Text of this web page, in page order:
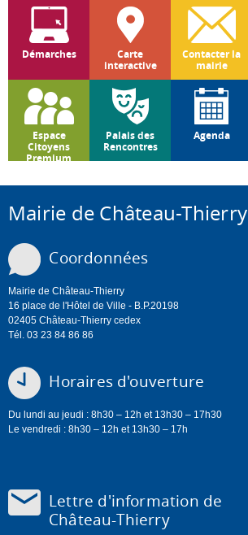
Démarches
Carte
interactive
Contacter la
mairie
Espace
Citoyens
Premium
Palais des
Rencontres
Agenda
Mairie de Château-Thierry
Coordonnées
Mairie de Château-Thierry
16 place de l'Hôtel de Ville - B.P.20198
02405 Château-Thierry cedex
Tél. 03 23 84 86 86
Horaires d'ouverture
Du lundi au jeudi : 8h30 – 12h et 13h30 – 17h30
Le vendredi : 8h30 – 12h et 13h30 – 17h
Lettre d'information de
Château-Thierry